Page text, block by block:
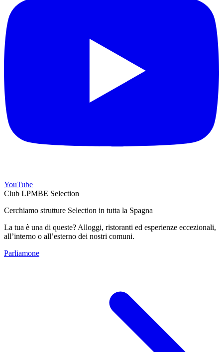
YouTube
Club LPMBE Selection
Cerchiamo strutture Selection in tutta la Spagna
La tua è una di queste? Alloggi, ristoranti ed esperienze eccezionali,
all’interno o all’esterno dei nostri comuni.
Parliamone